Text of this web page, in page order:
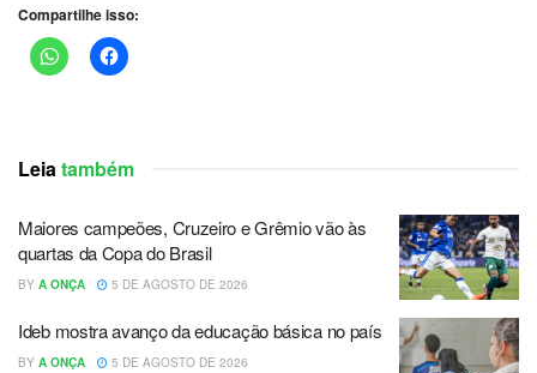
Compartilhe isso:
Leia também
Maiores campeões, Cruzeiro e Grêmio vão às
quartas da Copa do Brasil
BY A ONÇA 5 DE AGOSTO DE 2026
Ideb mostra avanço da educação básica no país
BY A ONÇA 5 DE AGOSTO DE 2026